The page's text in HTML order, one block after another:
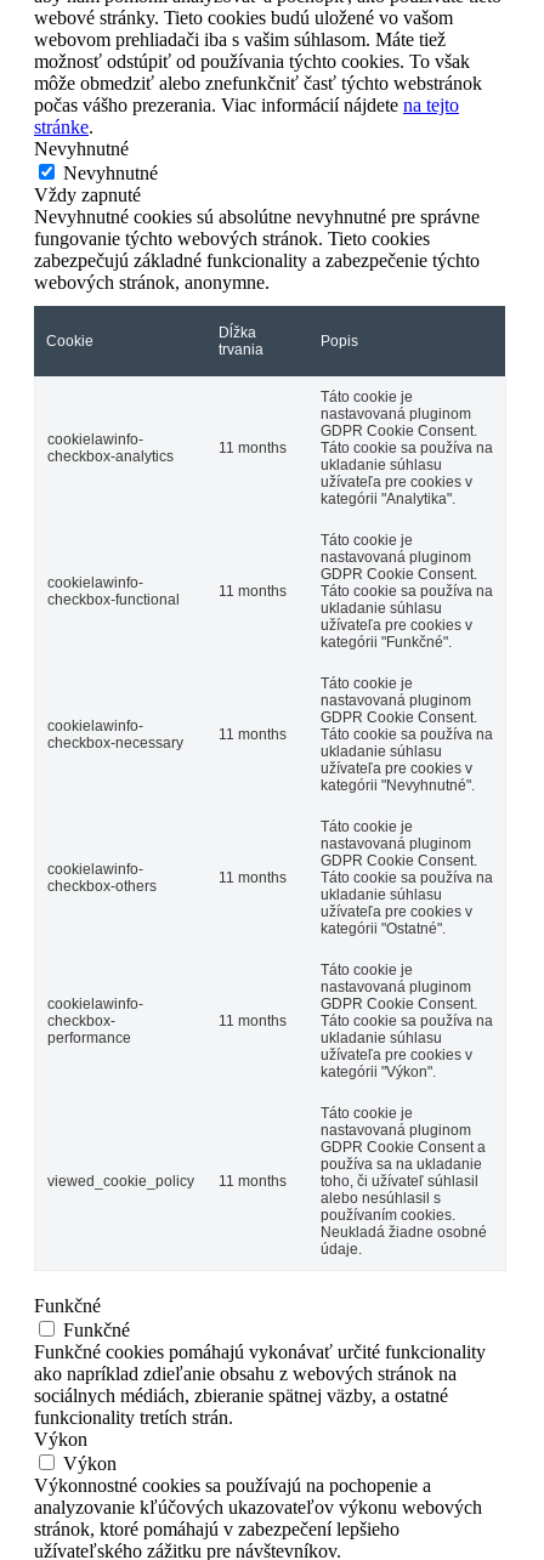
webové stránky. Tieto cookies budú uložené vo vašom
webovom prehliadači iba s vašim súhlasom. Máte tiež
možnosť odstúpiť od používania týchto cookies. To však
môže obmedziť alebo znefunkčniť časť týchto webstránok
počas vášho prezerania. Viac informácií nájdete na tejto
stránke.
Nevyhnutné
Nevyhnutné
Vždy zapnuté
Nevyhnutné cookies sú absolútne nevyhnutné pre správne
fungovanie týchto webových stránok. Tieto cookies
zabezpečujú základné funkcionality a zabezpečenie týchto
webových stránok, anonymne.
Cookie
Dĺžka
trvania
Popis
cookielawinfo-
checkbox-analytics
11 months
Táto cookie je
nastavovaná pluginom
GDPR Cookie Consent.
Táto cookie sa používa na
ukladanie súhlasu
užívateľa pre cookies v
kategórii "Analytika".
cookielawinfo-
checkbox-functional
11 months
Táto cookie je
nastavovaná pluginom
GDPR Cookie Consent.
Táto cookie sa používa na
ukladanie súhlasu
užívateľa pre cookies v
kategórii "Funkčné".
cookielawinfo-
checkbox-necessary
11 months
Táto cookie je
nastavovaná pluginom
GDPR Cookie Consent.
Táto cookie sa používa na
ukladanie súhlasu
užívateľa pre cookies v
kategórii "Nevyhnutné".
cookielawinfo-
checkbox-others
11 months
Táto cookie je
nastavovaná pluginom
GDPR Cookie Consent.
Táto cookie sa používa na
ukladanie súhlasu
užívateľa pre cookies v
kategórii "Ostatné".
cookielawinfo-
checkbox-
performance
11 months
Táto cookie je
nastavovaná pluginom
GDPR Cookie Consent.
Táto cookie sa používa na
ukladanie súhlasu
užívateľa pre cookies v
kategórii "Výkon".
viewed_cookie_policy 11 months
Táto cookie je
nastavovaná pluginom
GDPR Cookie Consent a
používa sa na ukladanie
toho, či užívateľ súhlasil
alebo nesúhlasil s
používaním cookies.
Neukladá žiadne osobné
údaje.
Funkčné
Funkčné
Funkčné cookies pomáhajú vykonávať určité funkcionality
ako napríklad zdieľanie obsahu z webových stránok na
sociálnych médiách, zbieranie spätnej väzby, a ostatné
funkcionality tretích strán.
Výkon
Výkon
Výkonnostné cookies sa používajú na pochopenie a
analyzovanie kľúčových ukazovateľov výkonu webových
stránok, ktoré pomáhajú v zabezpečení lepšieho
užívateľského zážitku pre návštevníkov.